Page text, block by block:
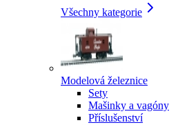
Všechny kategorie
Modelová železnice
Sety
Mašinky a vagóny
Příslušenství